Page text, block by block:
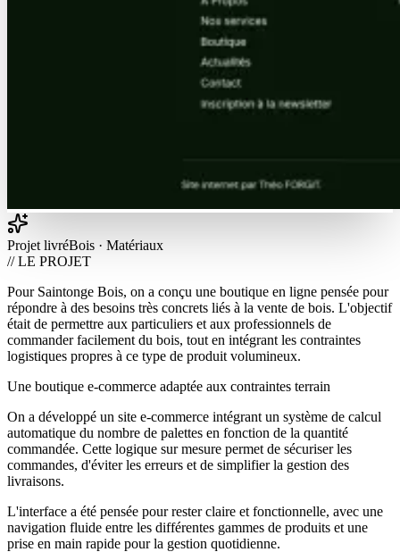
Projet livréBois · Matériaux
// LE PROJET
Pour Saintonge Bois, on a conçu une boutique en ligne pensée pour
répondre à des besoins très concrets liés à la vente de bois. L'objectif
était de permettre aux particuliers et aux professionnels de
commander facilement du bois, tout en intégrant les contraintes
logistiques propres à ce type de produit volumineux.
Une boutique e-commerce adaptée aux contraintes terrain
On a développé un site e-commerce intégrant un système de calcul
automatique du nombre de palettes en fonction de la quantité
commandée. Cette logique sur mesure permet de sécuriser les
commandes, d'éviter les erreurs et de simplifier la gestion des
livraisons.
L'interface a été pensée pour rester claire et fonctionnelle, avec une
navigation fluide entre les différentes gammes de produits et une
prise en main rapide pour la gestion quotidienne.